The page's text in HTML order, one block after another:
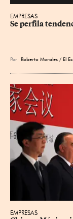
EMPRESAS
Se perfila
Por Roberto Morales / El
EMPRESAS